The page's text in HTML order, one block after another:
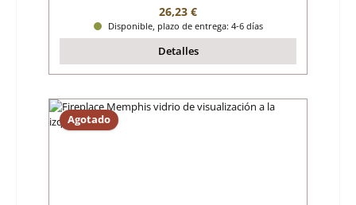
Precio normal:
26,23 €
Disponible, plazo de entrega: 4-6 días
Detalles
Agotado